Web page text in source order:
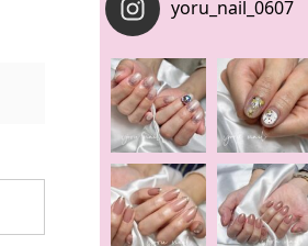
yoru_nail_0607